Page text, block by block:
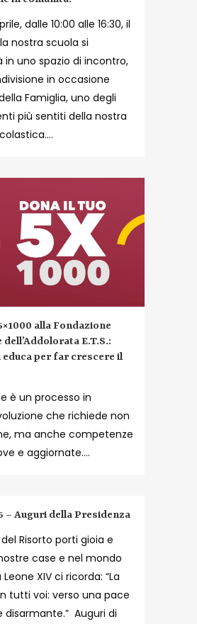
dalle 10:00 alle 16:30, il
nostra scuola si
in uno spazio di incontro,
in occasione
Famiglia, uno degli
più sentiti della nostra
alla Fondazione
E.T.S.:
per far crescere il
è un processo in
che richiede non
ma anche competenze
e aggiornate....
– Auguri della Presidenza
Risorto porti gioia e
case e nel mondo
XIV ci ricorda: “La
tutti voi: verso una pace
disarmante.” Auguri di